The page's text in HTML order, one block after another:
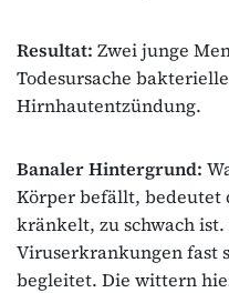
Resultat: Zwei junge
Todesursache
Hirnhautentzündung.
Banaler Hintergrund:
Körper befällt, bedeutet
kränkelt, zu schwach
Viruserkrankungen fast
begleitet. Die wittern